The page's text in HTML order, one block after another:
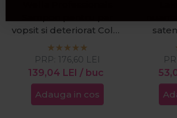
vopsit si deteriorat Color
Motion+ 1000ml
139,04 LEI / buc
PRP: 176,60 LEI
Adauga in cos